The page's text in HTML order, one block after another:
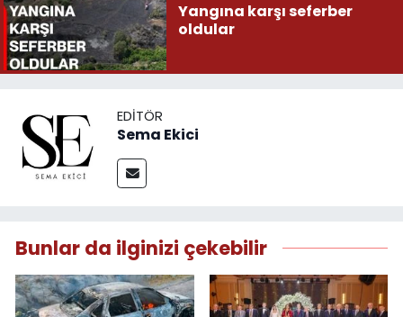
Yangına karşı seferber
oldular
EDITÖR
Sema Ekici
Bunlar da ilginizi çekebilir